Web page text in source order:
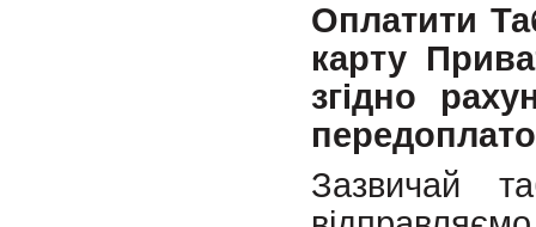
Оплатити
карту
згідно
Зазвичай